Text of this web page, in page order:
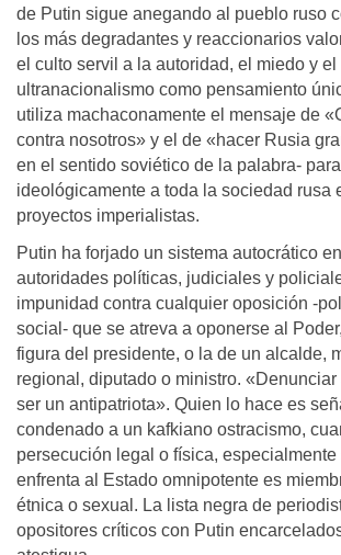
de Putin sigue anegando al pueblo ruso
los más degradantes y reaccionarios
el culto servil a la autoridad, el miedo y el
ultranacionalismo como pensamiento
utiliza machaconamente el mensaje de
contra nosotros» y el de «hacer Rusia
en el sentido soviético de la palabra-
ideológicamente a toda la sociedad rusa
proyectos imperialistas.
Putin ha forjado un sistema autocrático
autoridades políticas, judiciales y
impunidad contra cualquier oposición -
social- que se atreva a oponerse al
figura del presidente, o la de un alcalde,
regional, diputado o ministro.
ser un antipatriota». Quien lo hace es
condenado a un kafkiano ostracismo,
persecución legal o física,
enfrenta al Estado omnipotente es
étnica o sexual. La lista negra de
opositores críticos con Putin